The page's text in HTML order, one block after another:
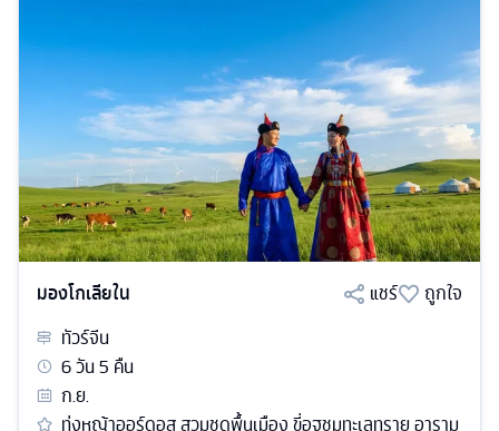
มองโกเลียใน แชร์
ถูกใจ
ทัวร์จีน
6วัน5 คืน
ก.ย.
ทุ่งหญ้าออร์ดอส สวมชุดพื้นเมือง ขี่อูฐชมทะเลทราย อาราม